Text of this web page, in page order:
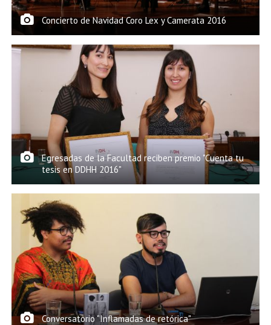
Concierto de Navidad Coro Lex y Camerata 2016
Egresadas de la Facultad reciben premio "Cuenta tu
tesis en DDHH 2016"
Conversatorio "Inflamadas de retórica"